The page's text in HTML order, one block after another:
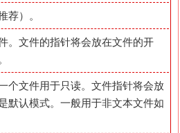
荐）。
。文件的指针将会放在文件的开
个文件用于只读。文件指针将会放
默认模式。一般用于非文本文件如